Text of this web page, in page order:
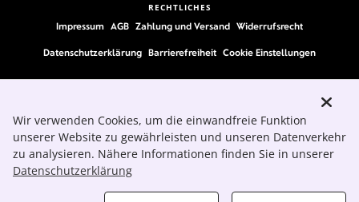
RECHTLICHES
Impressum AGB Zahlung und Versand Widerrufsrecht
Datenschutzerklärung Barrierefreiheit Cookie Einstellungen
Wir verwenden Cookies, um die einwandfreie Funktion
unserer Website zu gewährleisten und unseren Datenverkehr
zu analysieren. Nähere Informationen finden Sie in unserer
Datenschutzerklärung